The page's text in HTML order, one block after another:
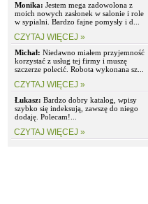
Monika: Jestem mega zadowolona z
moich nowych zasłonek w salonie i role
w sypialni. Bardzo fajne pomysły i d...
CZYTAJ WIĘCEJ »
Michał: Niedawno miałem przyjemność
korzystać z usług tej firmy i muszę
szczerze polecić. Robota wykonana sz...
CZYTAJ WIĘCEJ »
Łukasz: Bardzo dobry katalog, wpisy
szybko się indeksują, zawszę do niego
dodaję. Polecam!...
CZYTAJ WIĘCEJ »